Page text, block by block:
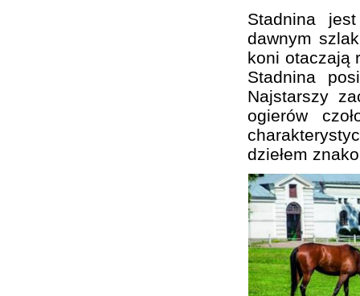
Stadnina
dawnym
koni otaczają
Stadnina
Najstarszy
ogierów
dziełem